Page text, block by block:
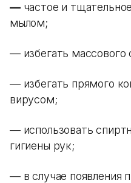
—частое и
мылом;
— избегать массового
— избегать прямого
вирусом;
— использовать
гигиены рук;
— в случае появления